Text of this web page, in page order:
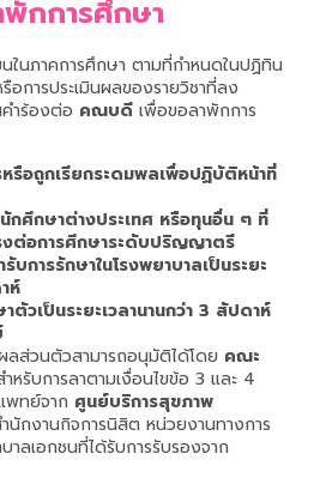
พักการศึกษา
ในภาคการศึกษา ตามที่กำหนดในปฏิทิน
อการประเมินผลของรายวิชาที่ลง
ำร้องต่อ คณบดี เพื่อขอลาพักการ
รือถูกเรียกระดมพลเพื่อปฏิบัติหน้าที่
กศึกษาต่างประเทศ หรือทุนอื่น ๆ ที่
งต่อการศึกษาระดับปริญญาตรี
บการรักษาในโรงพยาบาลเป็นระยะ
ห์
วเป็นระยะเวลานานกว่า 3 สัปดาห์
ลส่วนตัวสามารถอนุมัติได้โดย คณะ
ำหรับการลาตามเงื่อนไขข้อ 3 และ 4
พทย์จาก ศูนย์บริการสุขภาพ
นักงานกิจการนิสิต หน่วยงานทางการ
ลเอกชนที่ได้รับการรับรองจาก